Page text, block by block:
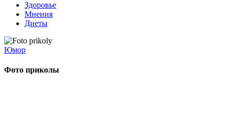
Здоровье
Мнения
Диеты
Юмор
Фото приколы